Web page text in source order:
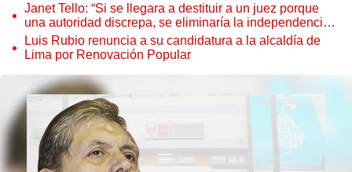
Janet Tello: “Si se llegara a destituir a un juez porque
una autoridad discrepa, se eliminaría la independencia
judicial”
Luis Rubio renuncia a su candidatura a la alcaldía de
Lima por Renovación Popular